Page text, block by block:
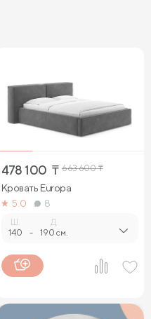
478 100 ₸ 663 600₸
Кровать Europa
5.0
8
Ш.
140 -
Д.
190 см.